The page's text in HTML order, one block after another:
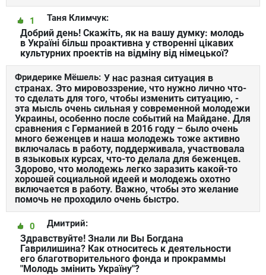
Таня Климчук:
1
Добрий день! Скажіть, як на вашу думку: молодь
в Україні більш проактивна у створенні цікавих
культурних проектів на відміну від німецької?
Фридерике Мёшель: У нас разная ситуация в
странах. Это мировоззрение, что нужно лично что-
то сделать для того, чтобы изменить ситуацию, -
эта мысль очень сильная у современной молодежи
Украины, особенно после событий на Майдане. Для
сравнения с Германией в 2016 году – было очень
много беженцев и наша молодежь тоже активно
включалась в работу, поддерживала, участвовала
в языковых курсах, что-то делала для беженцев.
Здорово, что молодежь легко заразить какой-то
хорошей социальной идеей и молодежь охотно
включается в работу. Важно, чтобы это желание
помочь не проходило очень быстро.
Дмитрий:
0
Здравствуйте! Знали ли Вы Богдана
Гаврилишина? Как относитесь к деятельности
его благотворительного фонда и прокраммы
"Молодь змінить Україну"?